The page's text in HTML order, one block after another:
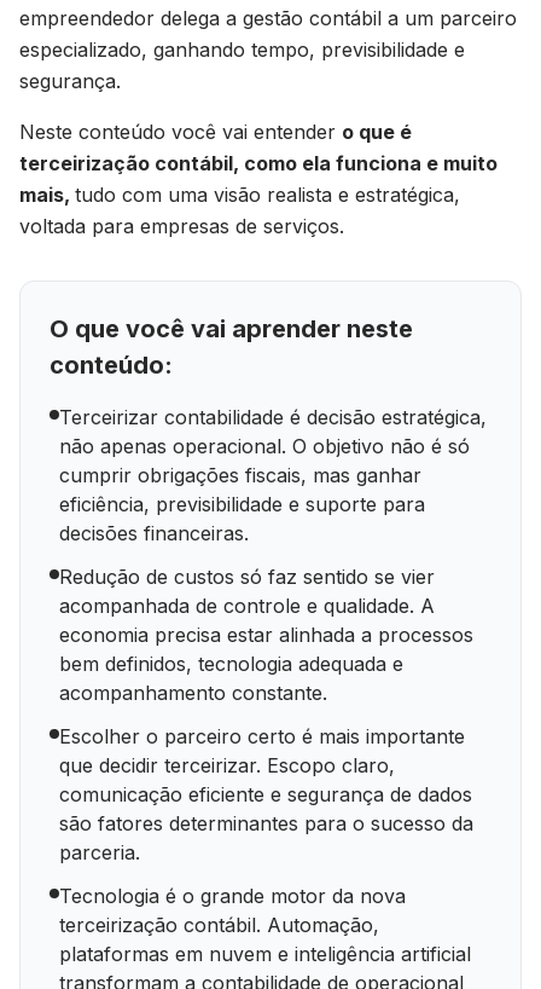
empreendedor delega a gestão contábil a um parceiro
especializado, ganhando tempo, previsibilidade e
segurança.
Neste conteúdo você vai entender o que é
terceirização contábil, como ela funciona e muito
mais, tudo com uma visão realista e estratégica,
voltada para empresas de serviços.
O que você vai aprender neste
conteúdo:
Terceirizar contabilidade é decisão estratégica,
não apenas operacional. O objetivo não é só
cumprir obrigações fiscais, mas ganhar
eficiência, previsibilidade e suporte para
decisões financeiras.
Redução de custos só faz sentido se vier
acompanhada de controle e qualidade. A
economia precisa estar alinhada a processos
bem definidos, tecnologia adequada e
acompanhamento constante.
Escolher o parceiro certo é mais importante
que decidir terceirizar. Escopo claro,
comunicação eficiente e segurança de dados
são fatores determinantes para o sucesso da
parceria.
Tecnologia é o grande motor da nova
terceirização contábil. Automação,
plataformas em nuvem e inteligência artificial
transformam a contabilidade de operacional